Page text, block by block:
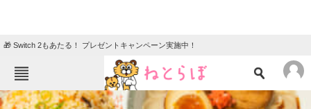
🎁 Switch 2もあたる！ プレゼントキャンペーン実施中！
ねとらぼメニュー